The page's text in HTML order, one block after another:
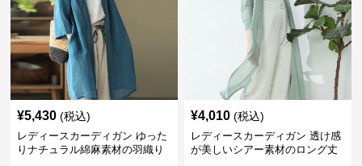
¥5,430 (税込)
レディースカーディガン ゆった
りナチュラル綿麻素材の羽織り
¥4,010 (税込)
レディースカーディガン 透け感
が美しいシアー素材のロング丈